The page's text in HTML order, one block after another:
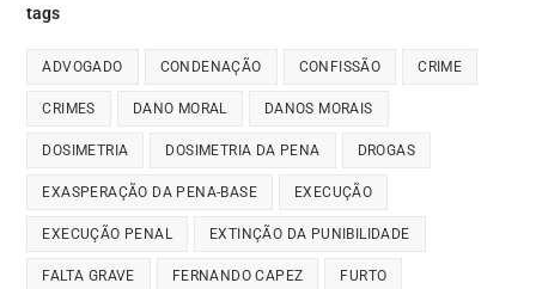
tags
ADVOGADO CONDENAÇÃO CONFISSÃO CRIME
CRIMES DANO MORAL DANOS MORAIS
DOSIMETRIA DOSIMETRIA DA PENA DROGAS
EXASPERAÇÃO DA PENA-BASE EXECUÇÃO
EXECUÇÃO PENAL EXTINÇÃO DA PUNIBILIDADE
FALTA GRAVE FERNANDO CAPEZ FURTO